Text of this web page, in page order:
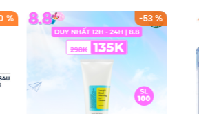
% -53%